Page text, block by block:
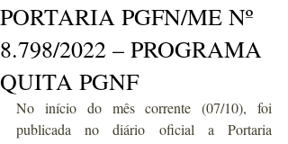
PORTARIA PGFN/ME Nº
8.798/2022 – PROGRAMA
QUITA PGNF
No início do mês corrente (07/10), foi
publicada no diário oficial a Portaria